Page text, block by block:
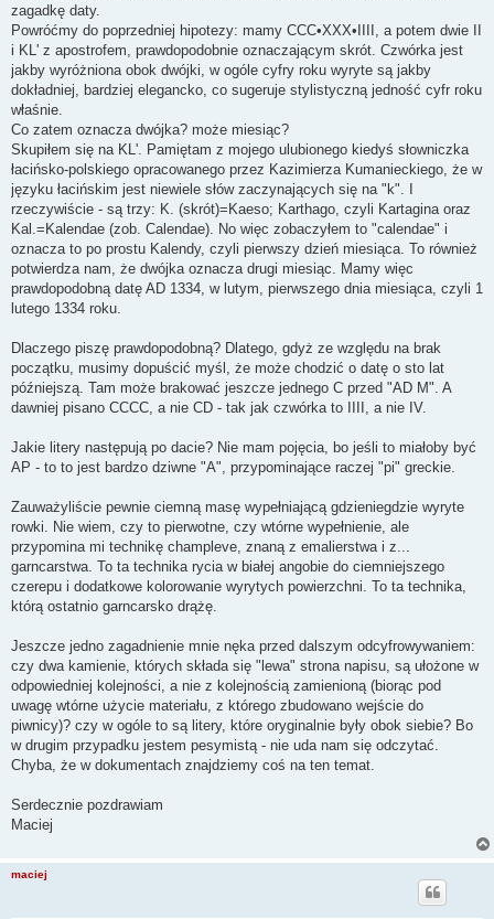
zagadkę daty.
Powróćmy do poprzedniej hipotezy: mamy CCC•XXX•IIII, a potem dwie II
i KL' z apostrofem, prawdopodobnie oznaczającym skrót. Czwórka jest
jakby wyróżniona obok dwójki, w ogóle cyfry roku wyryte są jakby
dokładniej, bardziej elegancko, co sugeruje stylistyczną jedność cyfr roku
właśnie.
Co zatem oznacza dwójka? może miesiąc?
Skupiłem się na KL'. Pamiętam z mojego ulubionego kiedyś słowniczka
łacińsko-polskiego opracowanego przez Kazimierza Kumanieckiego, że w
języku łacińskim jest niewiele słów zaczynających się na "k". I
rzeczywiście - są trzy: K. (skrót)=Kaeso; Karthago, czyli Kartagina oraz
Kal.=Kalendae (zob. Calendae). No więc zobaczyłem to "calendae" i
oznacza to po prostu Kalendy, czyli pierwszy dzień miesiąca. To również
potwierdza nam, że dwójka oznacza drugi miesiąc. Mamy więc
prawdopodobną datę AD 1334, w lutym, pierwszego dnia miesiąca, czyli 1
lutego 1334 roku.
Dlaczego piszę prawdopodobną? Dlatego, gdyż ze względu na brak
początku, musimy dopuścić myśl, że może chodzić o datę o sto lat
późniejszą. Tam może brakować jeszcze jednego C przed "AD M". A
dawniej pisano CCCC, a nie CD - tak jak czwórka to IIII, a nie IV.
Jakie litery następują po dacie? Nie mam pojęcia, bo jeśli to miałoby być
AP - to to jest bardzo dziwne "A", przypominające raczej "pi" greckie.
Zauważyliście pewnie ciemną masę wypełniającą gdzieniegdzie wyryte
rowki. Nie wiem, czy to pierwotne, czy wtórne wypełnienie, ale
przypomina mi technikę champleve, znaną z emalierstwa i z...
garncarstwa. To ta technika rycia w białej angobie do ciemniejszego
czerepu i dodatkowe kolorowanie wyrytych powierzchni. To ta technika,
którą ostatnio garncarsko drążę.
Jeszcze jedno zagadnienie mnie nęka przed dalszym odcyfrowywaniem:
czy dwa kamienie, których składa się "lewa" strona napisu, są ułożone w
odpowiedniej kolejności, a nie z kolejnością zamienioną (biorąc pod
uwagę wtórne użycie materiału, z którego zbudowano wejście do
piwnicy)? czy w ogóle to są litery, które oryginalnie były obok siebie? Bo
w drugim przypadku jestem pesymistą - nie uda nam się odczytać.
Chyba, że w dokumentach znajdziemy coś na ten temat.
Serdecznie pozdrawiam
Maciej
maciej